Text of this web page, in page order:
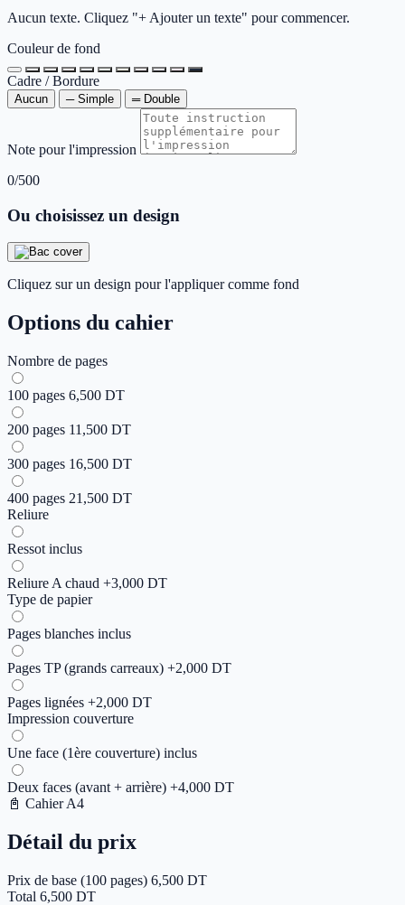
Aucun texte. Cliquez "+ Ajouter un texte" pour commencer.
Couleur de fond
Cadre / Bordure
Aucun ─ Simple ═ Double
Note pour l'impression
0/500
Ou choisissez un design
Cliquez sur un design pour l'appliquer comme fond
Options du cahier
Nombre de pages
100 pages 6,500 DT
200 pages 11,500 DT
300 pages 16,500 DT
400 pages 21,500 DT
Reliure
Ressot inclus
Reliure A chaud +3,000 DT
Type de papier
Pages blanches inclus
Pages TP (grands carreaux) +2,000 DT
Pages lignées +2,000 DT
Impression couverture
Une face (1ère couverture) inclus
Deux faces (avant + arrière) +4,000 DT
📓 Cahier A4
Détail du prix
Prix de base (100 pages) 6,500 DT
Total 6,500 DT